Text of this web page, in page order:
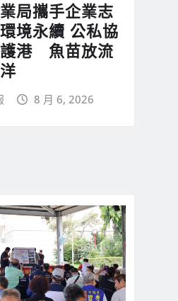
局攜手企業志
境永續 公私協
港 魚苗放流
8 月 6, 2026